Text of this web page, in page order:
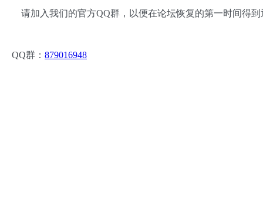
请加入我们的官方QQ群，以便在论坛恢复的第一时间得到
QQ群： 879016948